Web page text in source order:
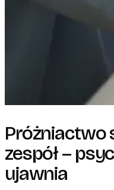
Próżniactwo
zespół –
ujawnia